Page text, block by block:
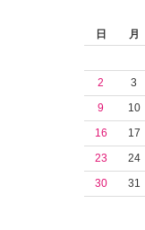
日
月
2
3
9
10
16
17
23
24
30
31